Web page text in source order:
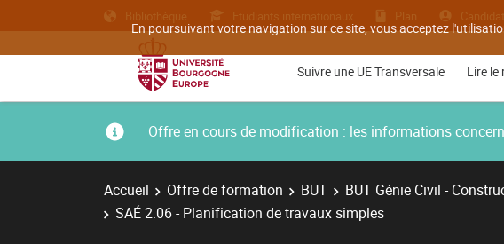
En poursuivant votre navigation sur ce site, vous acceptez
Bibliothèque Etudiants internationaux Plan
Suivre une UE Transversale Lire le
Offre en cours de modification : les informations
Accueil Offre de formation BUT BUT Génie Civil -
SAÉ 2.06 - Planification de travaux simples